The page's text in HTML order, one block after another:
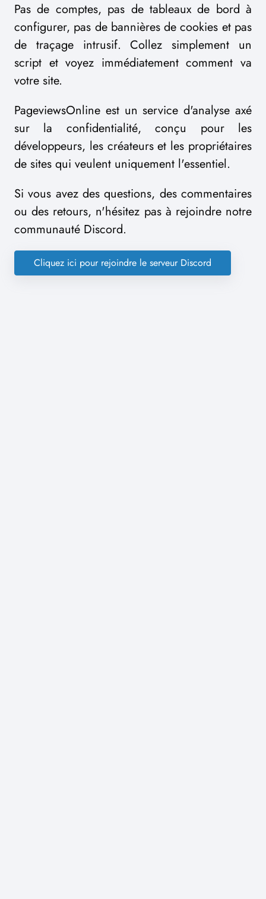
Pas de comptes, pas de tableaux de bord à
configurer, pas de bannières de cookies et pas
de traçage intrusif. Collez simplement un
script et voyez immédiatement comment va
votre site.
PageviewsOnline est un service d'analyse axé
sur la confidentialité, conçu pour les
développeurs, les créateurs et les propriétaires
de sites qui veulent uniquement l'essentiel.
Si vous avez des questions, des commentaires
ou des retours, n'hésitez pas à rejoindre notre
communauté Discord.
Cliquez ici pour rejoindre le serveur Discord